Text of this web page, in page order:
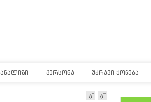
ᲐᲜᲐᲚᲘᲖᲘ ᲞᲔᲠᲡᲝᲜᲐ ᲣᲫᲠᲐᲕᲘ ᲥᲝᲜᲔᲑᲐ